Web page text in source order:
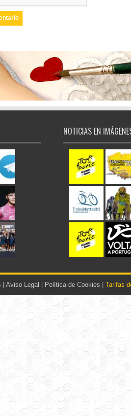
NOTICIAS EN
Aviso Legal Política de Cookies Tarifas